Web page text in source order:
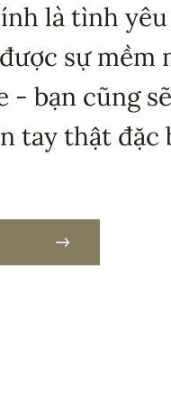
là tình
sự mềm
- bạn cũng
tay thật đặc